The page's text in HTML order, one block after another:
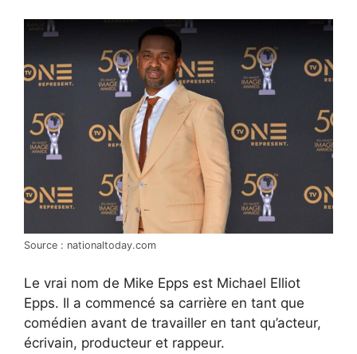
Source : nationaltoday.com
Le vrai nom de Mike Epps est Michael Elliot
Epps. Il a commencé sa carrière en tant que
comédien avant de travailler en tant qu’acteur,
écrivain, producteur et rappeur.